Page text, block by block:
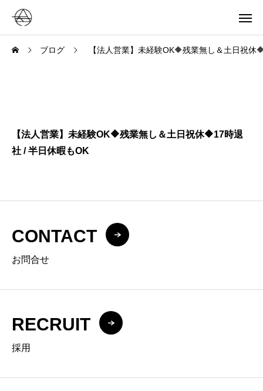
ブログ 【法人営業】未経験OK🔶残業無し＆土日祝休
【法人営業】未経験OK🔶残業無し＆土日祝休🔶17時退
社 / 半日休暇もOK
CONTACT
お問合せ
RECRUIT
採用